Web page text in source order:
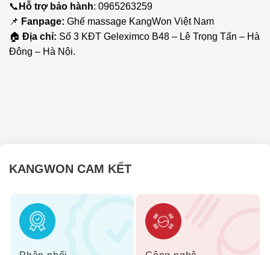
📞 Hỗ trợ bảo hành: 0965263259
📌 Fanpage: Ghế massage KangWon Việt Nam
🏠 Địa chỉ: Số 3 KĐT Geleximco B48 – Lê Trọng Tấn – Hà
Đông – Hà Nội.
KANGWON CAM KẾT